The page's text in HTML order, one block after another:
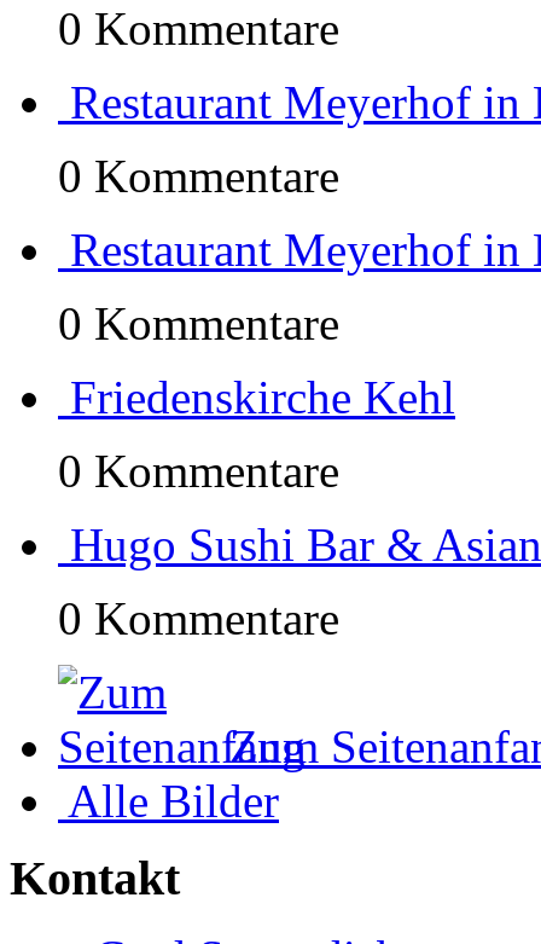
0 Kommentare
Restaurant Meyerhof in
0 Kommentare
Restaurant Meyerhof in
0 Kommentare
Friedenskirche Kehl
0 Kommentare
Hugo Sushi Bar &
0 Kommentare
Zum
Alle Bilder
Kontakt